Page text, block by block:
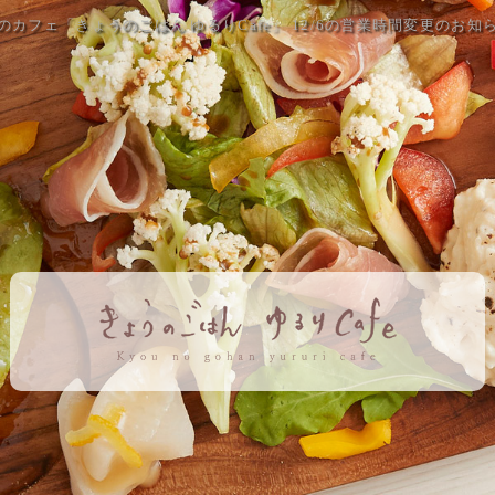
カフェ「きょうのごはん ゆるりCafe」 12/6の営業時間変更のお知